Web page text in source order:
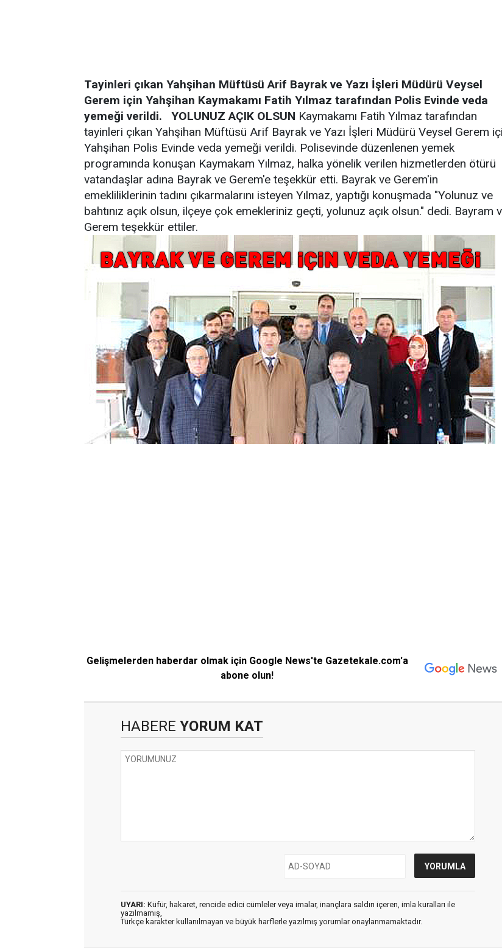
Tayinleri çıkan Yahşihan Müftüsü Arif Bayrak ve Yazı İşleri Müdürü Veysel
Gerem için Yahşihan Kaymakamı Fatih Yılmaz tarafından Polis Evinde veda
yemeği verildi.
YOLUNUZ AÇIK OLSUN Kaymakamı Fatih Yılmaz tarafından
tayinleri çıkan Yahşihan Müftüsü Arif Bayrak ve Yazı İşleri Müdürü Veysel Gerem
Yahşihan Polis Evinde veda yemeği verildi. Polisevinde düzenlenen yemek
programında konuşan Kaymakam Yılmaz, halka yönelik verilen hizmetlerden ötürü
vatandaşlar adına Bayrak ve Gerem'e teşekkür etti. Bayrak ve Gerem'in
emekliliklerinin tadını çıkarmalarını isteyen Yılmaz, yaptığı konuşmada "Yolunuz ve
bahtınız açık olsun, ilçeye çok emekleriniz geçti, yolunuz açık olsun." dedi. Bayram
Gerem teşekkür ettiler.
Gelişmelerden haberdar olmak için Google News'te Gazetekale.com'a
abone olun!
HABERE YORUM KAT
UYARI: Küfür, hakaret, rencide edici cümleler veya imalar, inançlara saldırı içeren, imla kuralları ile
yazılmamış,
Türkçe karakter kullanılmayan ve büyük harflerle yazılmış yorumlar onaylanmamaktadır.